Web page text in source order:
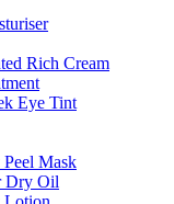
Rich Cream
Eye Tint
Mask
Dry Oil